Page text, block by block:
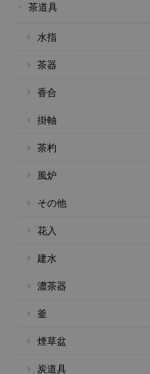
茶道具
水指
茶器
香合
掛軸
茶杓
風炉
その他
花入
建水
濃茶器
釜
煙草盆
炭道具